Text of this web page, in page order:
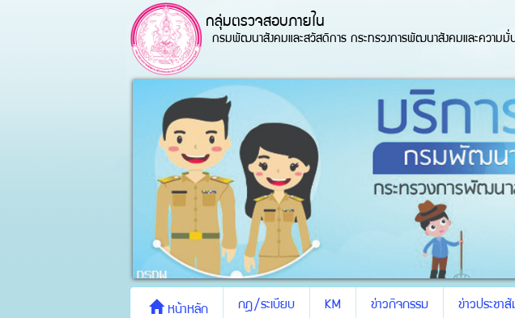
กลุ่มตรวจสอบภายใน
กรมพัฒนาสังคมและสวัสดิการ กระทรวงการพัฒนาสังคมและความมั่
หน้าหลัก กฎ/ระเบียบ KM ข่าวกิจกรรม ข่าวประชา